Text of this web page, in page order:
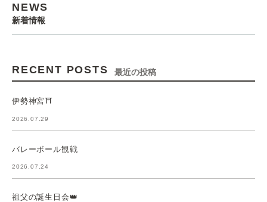
NEWS
新着情報
RECENT POSTS 最近の投稿
伊勢神宮⛩️
2026.07.29
バレーボール観戦
2026.07.24
祖父の誕生日会👑